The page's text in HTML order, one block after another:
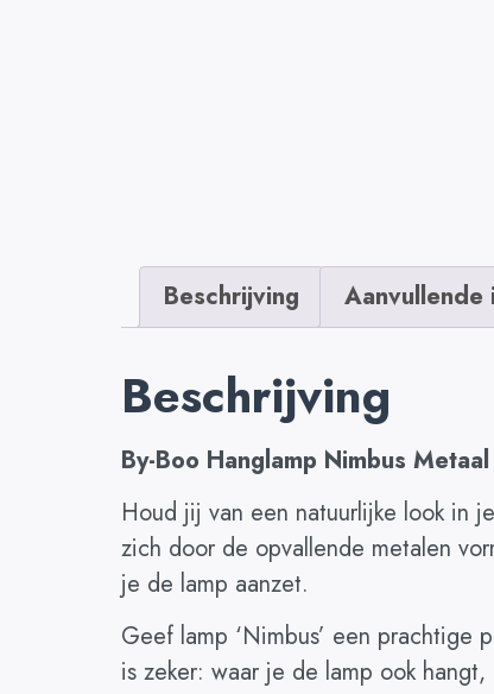
Beschrijving Aanvullende
Beschrijving
By-Boo Hanglamp Nimbus
Houd jij van een natuurlijke look in
zich door de opvallende metalen
je de lamp aanzet.
Geef lamp ‘Nimbus’ een prachtige
is zeker: waar je de lamp ook